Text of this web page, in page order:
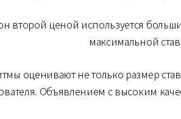
второй ценой используется
максимальной
оценивают не только размер
Объявлением с высоким